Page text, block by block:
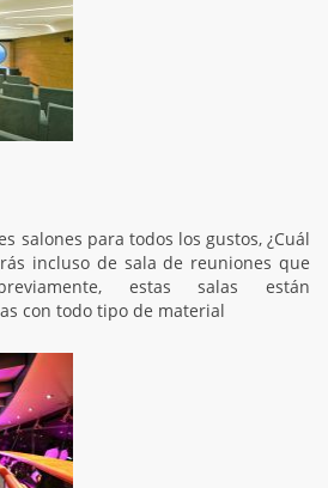
salones para todos los gustos, ¿Cuál
incluso de sala de reuniones que
estas salas están
con todo tipo de material